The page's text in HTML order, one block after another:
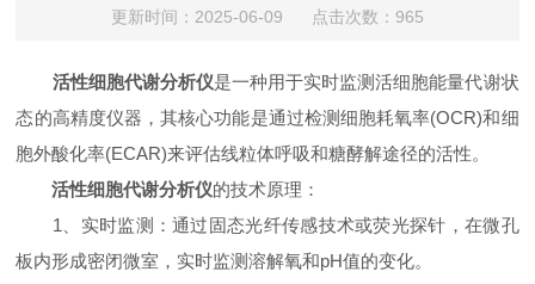
更新时间：2025-06-09 点击次数：965
活性细胞代谢分析仪是一种用于实时监测活细胞能量代谢状
态的高精度仪器，其核心功能是通过检测细胞耗氧率(OCR)和细
胞外酸化率(ECAR)来评估线粒体呼吸和糖酵解途径的活性。
活性细胞代谢分析仪的技术原理：
1、实时监测：通过固态光纤传感技术或荧光探针，在微孔
板内形成密闭微室，实时监测溶解氧和pH值的变化。